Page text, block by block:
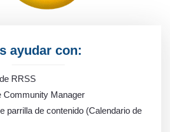
ayudar con:
RRSS
Community Manager
parrilla de contenido (Calendario de